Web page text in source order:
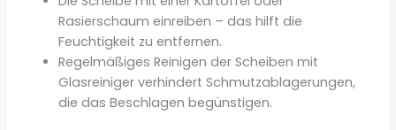
Rasierschaum einreiben – das hilft die
Feuchtigkeit zu entfernen.
Regelmäßiges Reinigen der Scheiben mit
Glasreiniger verhindert Schmutzablagerungen,
die das Beschlagen begünstigen.